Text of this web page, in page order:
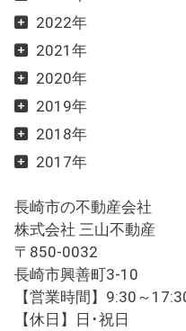
2022年
2021年
2020年
2019年
2018年
2017年
長崎市の不動産会社
株式会社 三山不動産
〒850-0032
長崎市興善町3-10
【営業時間】9:30～
【休日】日･祝日